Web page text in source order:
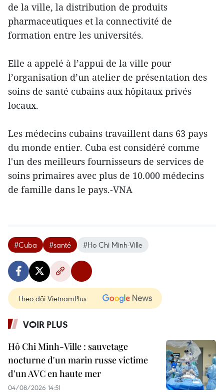
de la ville, la distribution de produits
pharmaceutiques et la connectivité de
formation entre les universités.
Elle a appelé à l’appui de la ville pour
l’organisation d’un atelier de présentation des
soins de santé cubains aux hôpitaux privés
locaux.
Les médecins cubains travaillent dans 63 pays
du monde entier. Cuba est considéré comme
l'un des meilleurs fournisseurs de services de
soins primaires avec plus de 10.000 médecins
de famille dans le pays.-VNA
#Cuba #santé #Ho Chi Minh-Ville
Theo dõi VietnamPlus
VOIR PLUS
Hô Chi Minh-Ville : sauvetage
nocturne d'un marin russe victime
d'un AVC en haute mer
04/08/2026 14:51